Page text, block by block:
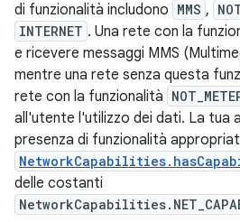
di funzionalità includono MMS ,
INTERNET . Una rete con la
e ricevere messaggi MMS
mentre una rete senza questa
rete con la funzionalità
all'utente l'utilizzo dei dati. La tua
presenza di funzionalità
delle costanti